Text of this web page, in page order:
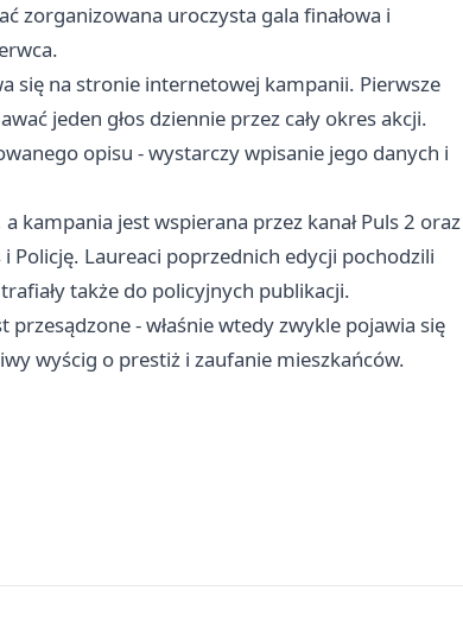
zorganizowana uroczysta gala finałowa i
się na stronie internetowej kampanii. Pierwsze
jeden głos dziennie przez cały okres akcji.
opisu - wystarczy wpisanie jego danych i
kampania jest wspierana przez kanał Puls 2 oraz
Policję. Laureaci poprzednich edycji pochodzili
także do policyjnych publikacji.
- właśnie wtedy zwykle pojawia się
wyścig o prestiż i zaufanie mieszkańców.